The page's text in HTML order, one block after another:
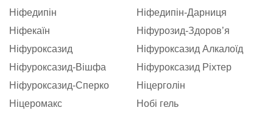
Ніфедипін
Ніфедипін-Дарниця
Ніфекаїн
Ніфурозид-Здоровʼя
Ніфуроксазид
Ніфуроксазид Алкалоїд
Ніфуроксазид-Вішфа
Ніфуроксазид Ріхтер
Ніфуроксазид-Сперко
Ніцерголін
Ніцеромакс
Нобі гель